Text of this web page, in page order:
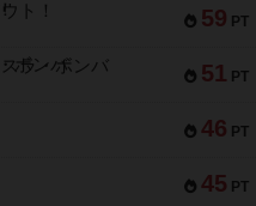
59 PT
ト！
51 PT
ラ・ボンバ
46 PT
45 PT